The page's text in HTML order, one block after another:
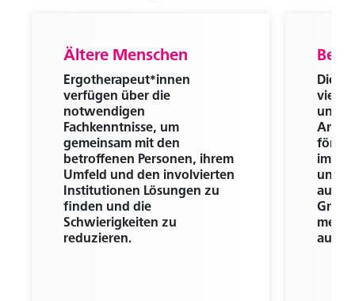
Ältere Menschen
Ergotherapeut*innen
verfügen über die
notwendigen
Fachkenntnisse, um
gemeinsam mit den
betroffenen Personen, ihrem
Umfeld und den involvierten
Institutionen Lösungen zu
finden und die
Schwierigkeiten zu
reduzieren.
Die
viele
und
im
aus
mehr
Sie sind bereits Mitglied?
Melden Sie sich an um Zugriff auf exklusive Inhalte
zu erhalten.
Zum Login